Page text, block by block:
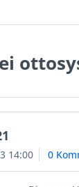
14:00 0